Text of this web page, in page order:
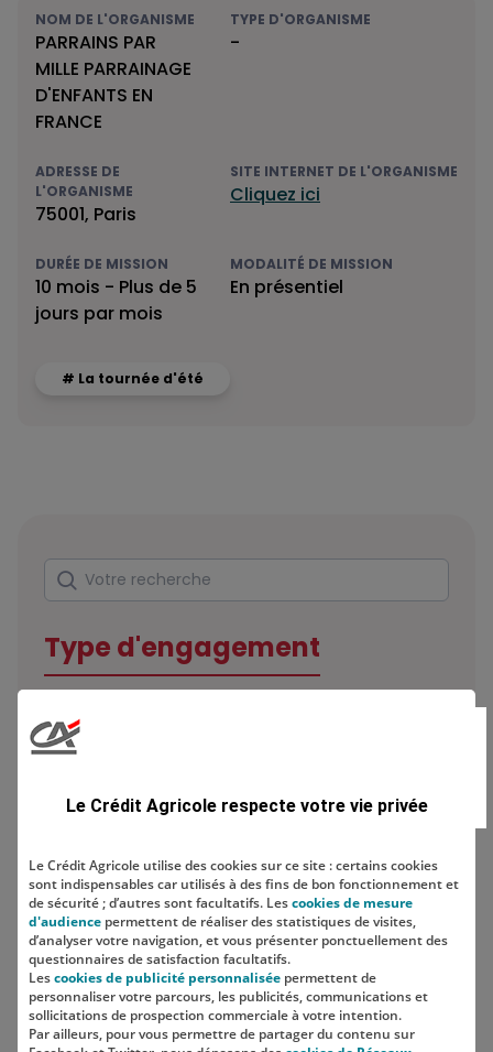
NOM DE L'ORGANISME
PARRAINS PAR
MILLE PARRAINAGE
D'ENFANTS EN
FRANCE
TYPE D'ORGANISME
-
ADRESSE DE
L'ORGANISME
75001, Paris
SITE INTERNET DE L'ORGANISME
Cliquez ici
DURÉE DE MISSION
10 mois - Plus de 5
jours par mois
MODALITÉ DE MISSION
En présentiel
# La tournée d'été
Rechercher
Votre recherche
Type d'engagement
Localisation
Le Crédit Agricole respecte votre vie privée
Le Crédit Agricole utilise des cookies sur ce site : certains cookies
sont indispensables car utilisés à des fins de bon fonctionnement et
de sécurité ; d’autres sont facultatifs. Lescookies de mesure
d'audience permettent de réaliser des statistiques de visites,
d’analyser votre navigation, et vous présenter ponctuellement des
questionnaires de satisfaction facultatifs.
Lescookies de publicité personnalisée permettent de
personnaliser votre parcours, les publicités, communications et
sollicitations de prospection commerciale à votre intention.
Par ailleurs, pour vous permettre de partager du contenu sur